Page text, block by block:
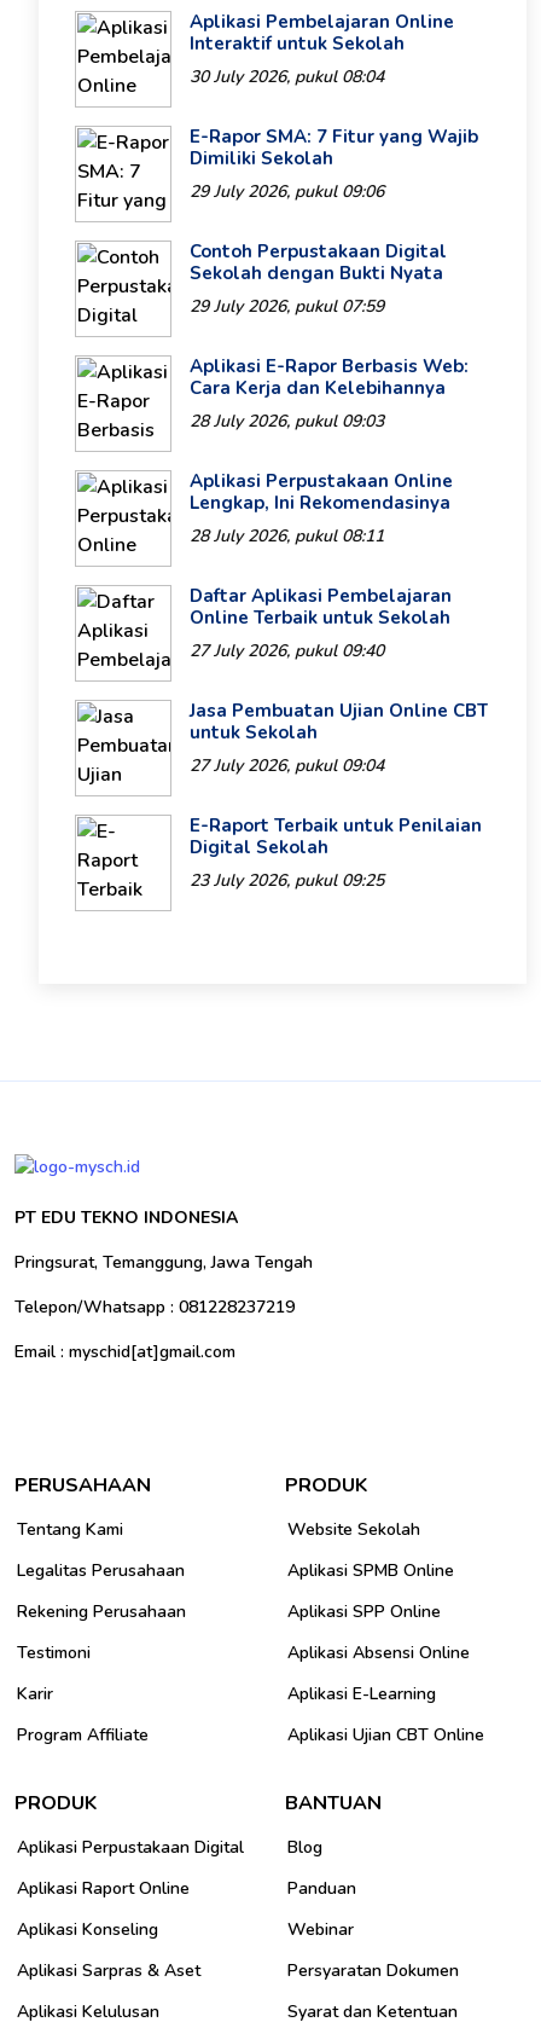
Aplikasi Pembelajaran Online
Interaktif untuk Sekolah
30 July 2026, pukul 08:04
E-Rapor SMA: 7 Fitur yang Wajib
Dimiliki Sekolah
29 July 2026, pukul 09:06
Contoh Perpustakaan Digital
Sekolah dengan Bukti Nyata
29 July 2026, pukul 07:59
Aplikasi E-Rapor Berbasis Web:
Cara Kerja dan Kelebihannya
28 July 2026, pukul 09:03
Aplikasi Perpustakaan Online
Lengkap, Ini Rekomendasinya
28 July 2026, pukul 08:11
Daftar Aplikasi Pembelajaran
Online Terbaik untuk Sekolah
27 July 2026, pukul 09:40
Jasa Pembuatan Ujian Online CBT
untuk Sekolah
27 July 2026, pukul 09:04
E-Raport Terbaik untuk Penilaian
Digital Sekolah
23 July 2026, pukul 09:25
PT EDU TEKNO INDONESIA
Pringsurat, Temanggung, Jawa Tengah
Telepon/Whatsapp : 081228237219
Email : myschid[at]gmail.com
PERUSAHAAN
Tentang Kami
Legalitas Perusahaan
Rekening Perusahaan
Testimoni
Karir
Program Affiliate
PRODUK
Website Sekolah
Aplikasi SPMB Online
Aplikasi SPP Online
Aplikasi Absensi Online
Aplikasi E-Learning
Aplikasi Ujian CBT Online
PRODUK
Aplikasi Perpustakaan Digital
Aplikasi Raport Online
Aplikasi Konseling
Aplikasi Sarpras & Aset
Aplikasi Kelulusan
BANTUAN
Blog
Panduan
Webinar
Persyaratan Dokumen
Syarat dan Ketentuan